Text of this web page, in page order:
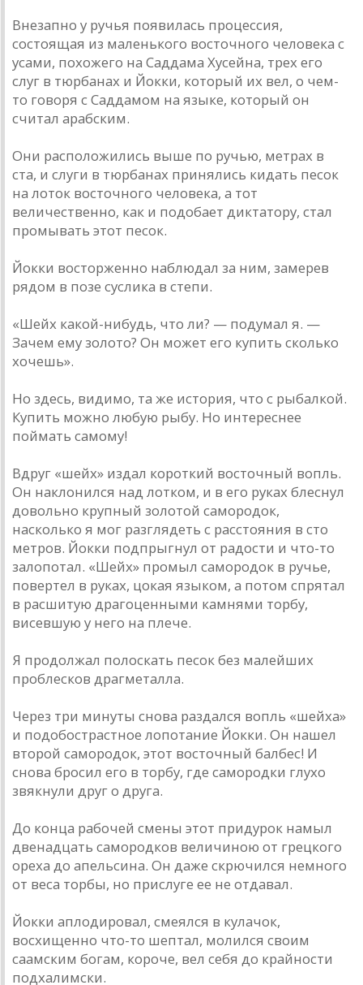
Внезапно у ручья появилась процессия,
состоящая из маленького восточного человека с
усами, похожего на Саддама Хусейна, трех его
слуг в тюрбанах и Йокки, который их вел, о чем-
то говоря с Саддамом на языке, который он
считал арабским.
Они расположились выше по ручью, метрах в
ста, и слуги в тюрбанах принялись кидать песок
на лоток восточного человека, а тот
величественно, как и подобает диктатору, стал
промывать этот песок.
Йокки восторженно наблюдал за ним, замерев
рядом в позе суслика в степи.
«Шейх какой-нибудь, что ли? — подумал я. —
Зачем ему золото? Он может его купить сколько
хочешь».
Но здесь, видимо, та же история, что с рыбалкой.
Купить можно любую рыбу. Но интереснее
поймать самому!
Вдруг «шейх» издал короткий восточный вопль.
Он наклонился над лотком, и в его руках блеснул
довольно крупный золотой самородок,
насколько я мог разглядеть с расстояния в сто
метров. Йокки подпрыгнул от радости и что-то
залопотал. «Шейх» промыл самородок в ручье,
повертел в руках, цокая языком, а потом спрятал
в расшитую драгоценными камнями торбу,
висевшую у него на плече.
Я продолжал полоскать песок без малейших
проблесков драгметалла.
Через три минуты снова раздался вопль «шейха»
и подобострастное лопотание Йокки. Он нашел
второй самородок, этот восточный балбес! И
снова бросил его в торбу, где самородки глухо
звякнули друг о друга.
До конца рабочей смены этот придурок намыл
двенадцать самородков величиною от грецкого
ореха до апельсина. Он даже скрючился немного
от веса торбы, но прислуге ее не отдавал.
Йокки аплодировал, смеялся в кулачок,
восхищенно что-то шептал, молился своим
саамским богам, короче, вел себя до крайности
подхалимски.